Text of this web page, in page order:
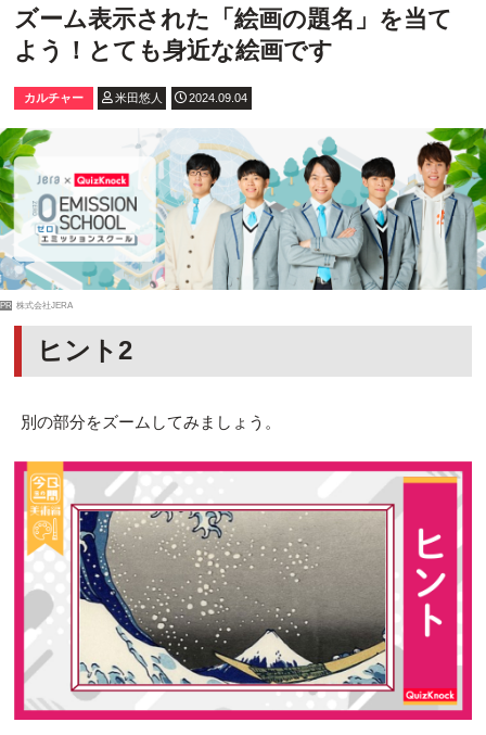
ズーム表示された「絵画の題名」を当て
よう！とても身近な絵画です
カルチャー 米田悠人 2024.09.04
PR 株式会社JERA
ヒント2
別の部分をズームしてみましょう。